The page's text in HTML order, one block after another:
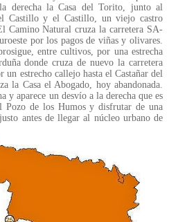
derecha la Casa del Torito, junto al
Castillo y el Castillo, un viejo castro
Camino Natural cruza la carretera SA-
por los pagos de viñas y olivares.
entre cultivos, por una estrecha
donde cruza de nuevo la carretera
un estrecho callejo hasta el Castañar del
la Casa el Abogado, hoy abandonada.
y aparece un desvío a la derecha que es
Pozo de los Humos y disfrutar de una
antes de llegar al núcleo urbano de